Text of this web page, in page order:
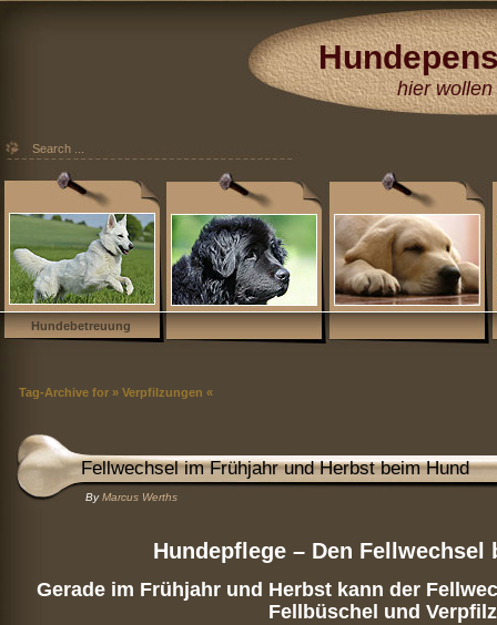
Hundehotel
Essen Moers
hier
Hundebetreuung
Tag-Archive for » Verpfilzungen «
Fellwechsel im Frühjahr und Herbst beim Hund
ByMarcus Werths
Hundepflege – Den
Gerade im Frühjahr und Herbst kann der
Fellbüschel und